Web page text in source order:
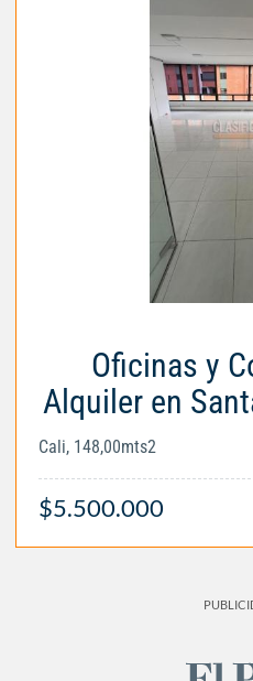
Oficinas y
Alquiler en
Cali, 148,00mts2
$5.500.000